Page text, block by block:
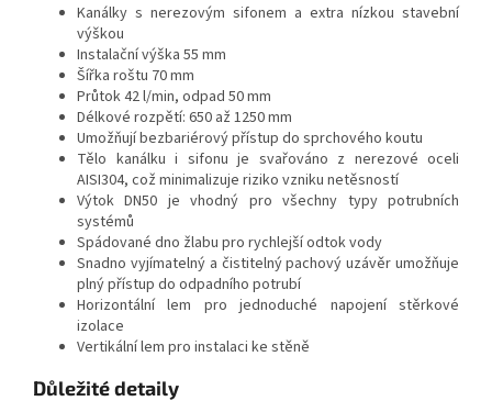
Kanálky s nerezovým sifonem a extra nízkou stavební
výškou
Instalační výška 55 mm
Šířka roštu 70 mm
Průtok 42 l/min, odpad 50 mm
Délkové rozpětí: 650 až 1250 mm
Umožňují bezbariérový přístup do sprchového koutu
Tělo kanálku i sifonu je svařováno z nerezové oceli
AISI304, což minimalizuje riziko vzniku netěsností
Výtok DN50 je vhodný pro všechny typy potrubních
systémů
Spádované dno žlabu pro rychlejší odtok vody
Snadno vyjímatelný a čistitelný pachový uzávěr umožňuje
plný přístup do odpadního potrubí
Horizontální lem pro jednoduché napojení stěrkové
izolace
Vertikální lem pro instalaci ke stěně
Důležité detaily